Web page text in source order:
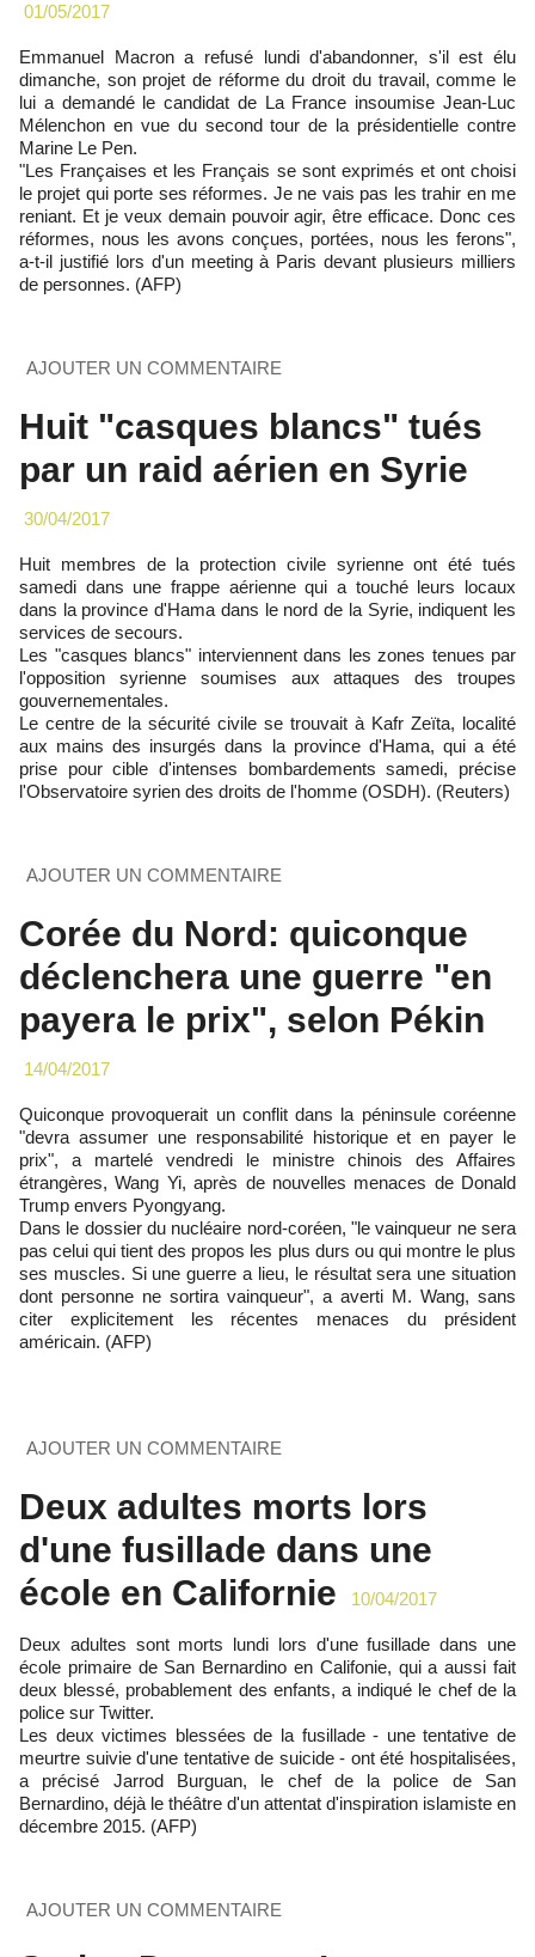
01/05/2017
Emmanuel Macron a refusé lundi d'abandonner, s'il est élu
dimanche, son projet de réforme du droit du travail, comme le
lui a demandé le candidat de La France insoumise Jean-Luc
Mélenchon en vue du second tour de la présidentielle contre
Marine Le Pen.
"Les Françaises et les Français se sont exprimés et ont choisi
le projet qui porte ses réformes. Je ne vais pas les trahir en me
reniant. Et je veux demain pouvoir agir, être efficace. Donc ces
réformes, nous les avons conçues, portées, nous les ferons",
a-t-il justifié lors d'un meeting à Paris devant plusieurs milliers
de personnes. (AFP)
AJOUTER UN COMMENTAIRE
Huit "casques blancs" tués
par un raid aérien en Syrie
30/04/2017
Huit membres de la protection civile syrienne ont été tués
samedi dans une frappe aérienne qui a touché leurs locaux
dans la province d'Hama dans le nord de la Syrie, indiquent les
services de secours.
Les "casques blancs" interviennent dans les zones tenues par
l'opposition syrienne soumises aux attaques des troupes
gouvernementales.
Le centre de la sécurité civile se trouvait à Kafr Zeïta, localité
aux mains des insurgés dans la province d'Hama, qui a été
prise pour cible d'intenses bombardements samedi, précise
l'Observatoire syrien des droits de l'homme (OSDH). (Reuters)
AJOUTER UN COMMENTAIRE
Corée du Nord: quiconque
déclenchera une guerre "en
payera le prix", selon Pékin
14/04/2017
Quiconque provoquerait un conflit dans la péninsule coréenne
"devra assumer une responsabilité historique et en payer le
prix", a martelé vendredi le ministre chinois des Affaires
étrangères, Wang Yi, après de nouvelles menaces de Donald
Trump envers Pyongyang.
Dans le dossier du nucléaire nord-coréen, "le vainqueur ne sera
pas celui qui tient des propos les plus durs ou qui montre le plus
ses muscles. Si une guerre a lieu, le résultat sera une situation
dont personne ne sortira vainqueur", a averti M. Wang, sans
citer explicitement les récentes menaces du président
américain. (AFP)
AJOUTER UN COMMENTAIRE
Deux adultes morts lors
d'une fusillade dans une
école en Californie
10/04/2017
Deux adultes sont morts lundi lors d'une fusillade dans une
école primaire de San Bernardino en Califonie, qui a aussi fait
deux blessé, probablement des enfants, a indiqué le chef de la
police sur Twitter.
Les deux victimes blessées de la fusillade - une tentative de
meurtre suivie d'une tentative de suicide - ont été hospitalisées,
a précisé Jarrod Burguan, le chef de la police de San
Bernardino, déjà le théâtre d'un attentat d'inspiration islamiste en
décembre 2015. (AFP)
AJOUTER UN COMMENTAIRE